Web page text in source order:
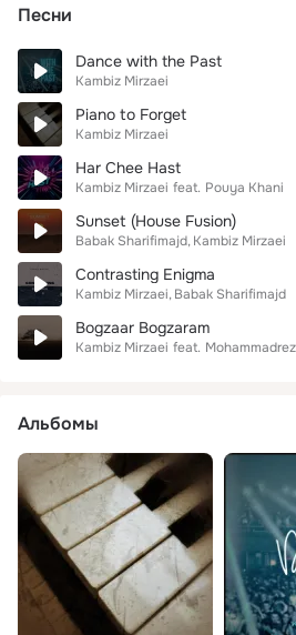
Песни
Dance with the Past
Kambiz Mirzaei
Piano to Forget
Kambiz Mirzaei
Har Chee Hast
Kambiz Mirzaei feat. Pouya Khani
Sunset (House Fusion)
Babak Sharifimajd Kambiz Mirzaei
Contrasting Enigma
Kambiz Mirzaei Babak Sharifimajd
Bogzaar Bogzaram
Kambiz Mirzaei feat.
Альбомы